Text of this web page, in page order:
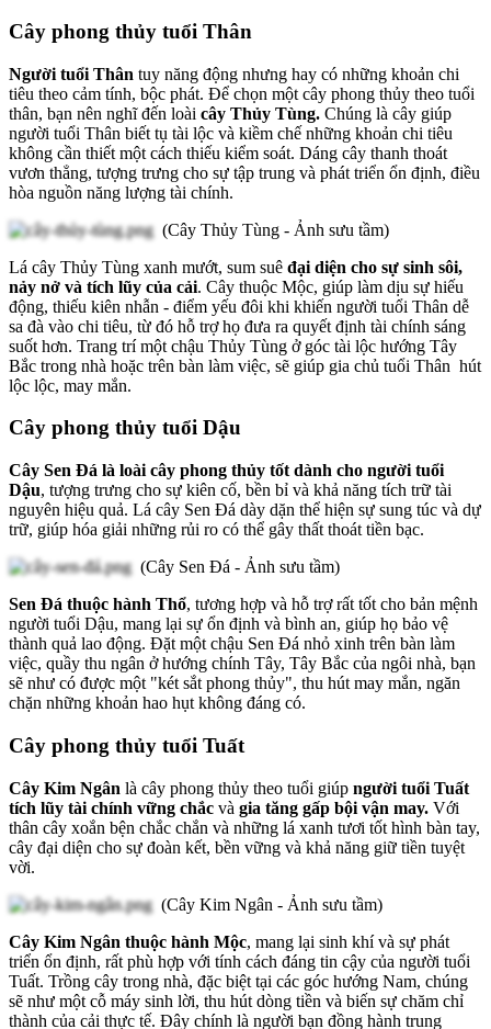
Cây phong thủy tuổi Thân
Người tuổi Thân tuy năng động nhưng hay có những khoản chi
tiêu theo cảm tính, bộc phát. Để chọn một cây phong thủy theo tuổi
thân, bạn nên nghĩ đến loài cây Thủy Tùng. Chúng là cây giúp
người tuổi Thân biết tụ tài lộc và kiềm chế những khoản chi tiêu
không cần thiết một cách thiếu kiểm soát. Dáng cây thanh thoát
vươn thẳng, tượng trưng cho sự tập trung và phát triển ổn định, điều
hòa nguồn năng lượng tài chính.
(Cây Thủy Tùng - Ảnh sưu tầm)
Lá cây Thủy Tùng xanh mướt, sum suê đại diện cho sự sinh sôi,
nảy nở và tích lũy của cải. Cây thuộc Mộc, giúp làm dịu sự hiếu
động, thiếu kiên nhẫn - điểm yếu đôi khi khiến người tuổi Thân dễ
sa đà vào chi tiêu, từ đó hỗ trợ họ đưa ra quyết định tài chính sáng
suốt hơn. Trang trí một chậu Thủy Tùng ở góc tài lộc hướng Tây
Bắc trong nhà hoặc trên bàn làm việc, sẽ giúp gia chủ tuổi Thân hút
lộc lộc, may mắn.
Cây phong thủy tuổi Dậu
Cây Sen Đá là loài cây phong thủy tốt dành cho người tuổi
Dậu, tượng trưng cho sự kiên cố, bền bỉ và khả năng tích trữ tài
nguyên hiệu quả. Lá cây Sen Đá dày dặn thể hiện sự sung túc và dự
trữ, giúp hóa giải những rủi ro có thể gây thất thoát tiền bạc.
(Cây Sen Đá - Ảnh sưu tầm)
Sen Đá thuộc hành Thổ, tương hợp và hỗ trợ rất tốt cho bản mệnh
người tuổi Dậu, mang lại sự ổn định và bình an, giúp họ bảo vệ
thành quả lao động. Đặt một chậu Sen Đá nhỏ xinh trên bàn làm
việc, quầy thu ngân ở hướng chính Tây, Tây Bắc của ngôi nhà, bạn
sẽ như có được một "két sắt phong thủy", thu hút may mắn, ngăn
chặn những khoản hao hụt không đáng có.
Cây phong thủy tuổi Tuất
Cây Kim Ngân là cây phong thủy theo tuổi giúp người tuổi Tuất
tích lũy tài chính vững chắc và gia tăng gấp bội vận may. Với
thân cây xoắn bện chắc chắn và những lá xanh tươi tốt hình bàn tay,
cây đại diện cho sự đoàn kết, bền vững và khả năng giữ tiền tuyệt
vời.
(Cây Kim Ngân - Ảnh sưu tầm)
Cây Kim Ngân thuộc hành Mộc, mang lại sinh khí và sự phát
triển ổn định, rất phù hợp với tính cách đáng tin cậy của người tuổi
Tuất. Trồng cây trong nhà, đặc biệt tại các góc hướng Nam, chúng
sẽ như một cỗ máy sinh lời, thu hút dòng tiền và biến sự chăm chỉ
thành của cải thực tế. Đây chính là người bạn đồng hành trung